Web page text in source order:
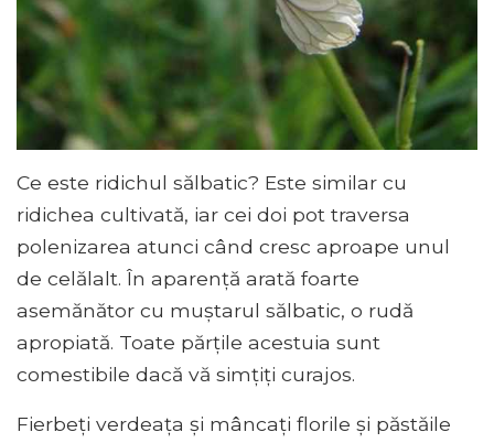
Ce este ridichul sălbatic? Este similar cu
ridichea cultivată, iar cei doi pot traversa
polenizarea atunci când cresc aproape unul
de celălalt. În aparență arată foarte
asemănător cu muștarul sălbatic, o rudă
apropiată. Toate părțile acestuia sunt
comestibile dacă vă simțiți curajos.
Fierbeți verdeața și mâncați florile și păstăile